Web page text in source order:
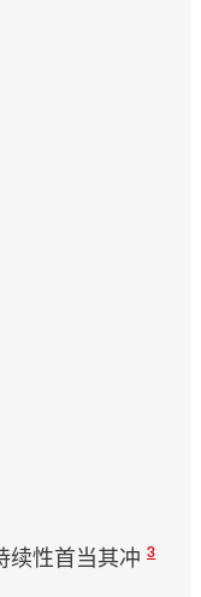
续性首当其冲 3